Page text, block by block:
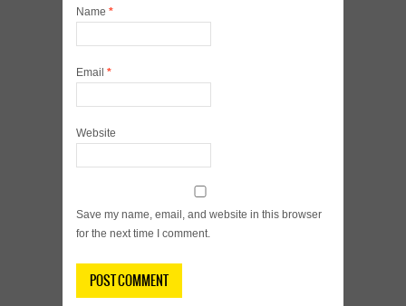
Name *
Email *
Website
Save my name, email, and website in this browser
for the next time I comment.